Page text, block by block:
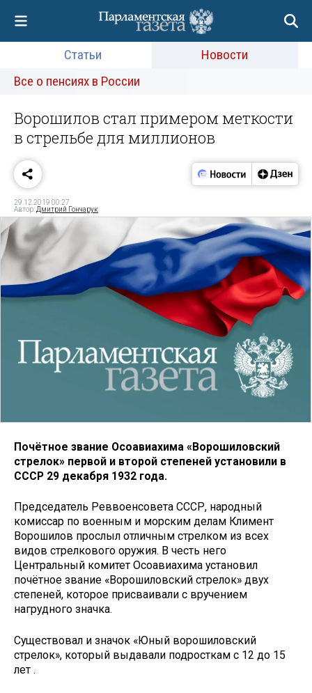
Статьи
Новости
Все о пенсиях в России
Ворошилов стал примером меткости
в стрельбе для миллионов
29.12.2019 00:27
Автор: Дмитрий Гончарук
Почётное звание Осоавиахима «Ворошиловский
стрелок» первой и второй степеней установили в
СССР 29 декабря 1932 года.
Председатель Реввоенсовета СССР, народный
комиссар по военным и морским делам Климент
Ворошилов прослыл отличным стрелком из всех
видов стрелкового оружия. В честь него
Центральный комитет Осоавиахима установил
почётное звание «Ворошиловский стрелок» двух
степеней, которое присваивали с вручением
нагрудного значка.
Существовал и значок «Юный ворошиловский
стрелок», который выдавали подросткам с 12 до 15
лет .